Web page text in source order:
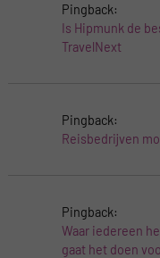
Pingback:
Is Hipmunk de
TravelNext
Pingback:
Reisbedrijven
Pingback:
Waar iedereen
gaat het doen